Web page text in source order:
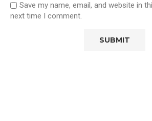
Save my name, email, and website in
next time I comment.